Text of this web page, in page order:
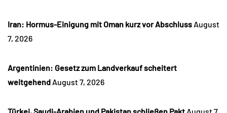
Iran: Hormus-Einigung mit Oman kurz vor Abschluss August
7, 2026
Argentinien: Gesetz zum Landverkauf scheitert
weitgehend August 7, 2026